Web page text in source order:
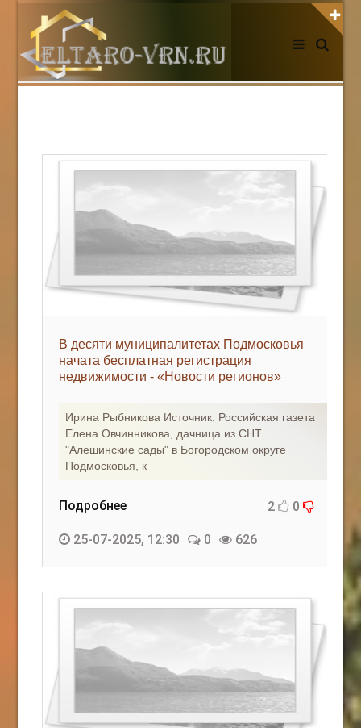
АВТОРИЗАЦИЯ НА САЙТЕ
Регистрация
НОВОСТИ СЕГОДНЯ
КАК С НАМИ СВЯЗАТЬСЯ
Edgarpo26@gmail.com
axin.ed@yandex.ru
Eltaro-Vrn.ru
@Edgarpo36
В десяти муниципалитетах Подмосковья
начата бесплатная регистрация
недвижимости - «Новости регионов»
Ирина Рыбникова Источник: Российская газета
Елена Овчинникова, дачница из СНТ
"Алешинские сады" в Богородском округе
Подмосковья, к
Подробнее 2 0
25-07-2025, 12:30 0 626